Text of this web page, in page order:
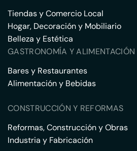
Tiendas y Comercio Local
Hogar, Decoración y Mobiliario
Belleza y Estética
GASTRONOMÍA Y ALIMENTACIÓN
Bares y Restaurantes
Alimentación y Bebidas
CONSTRUCCIÓN Y REFORMAS
Reformas, Construcción y Obras
Industria y Fabricación